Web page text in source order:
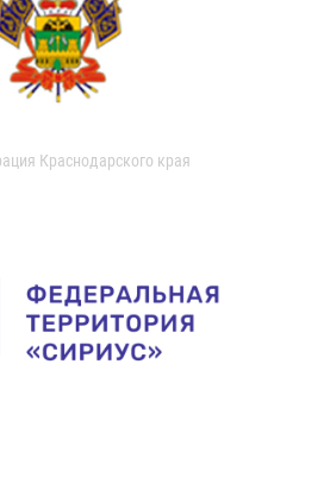
Краснодарского края